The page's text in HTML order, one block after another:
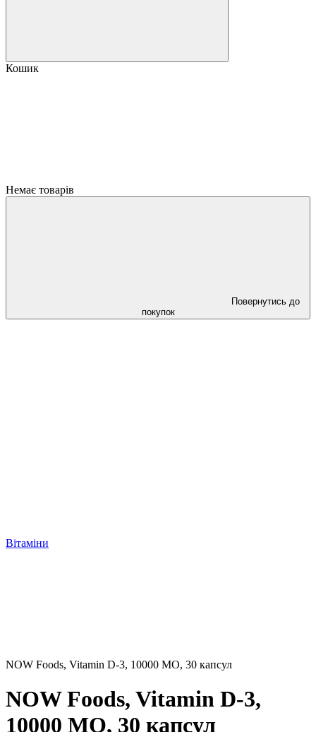
Кошик
Немає товарів
Повернутись до
покупок
Вітаміни
NOW Foods, Vitamin D-3, 10000 МО, 30 капсул
NOW Foods, Vitamin D-3,
10000 МО, 30 капсул